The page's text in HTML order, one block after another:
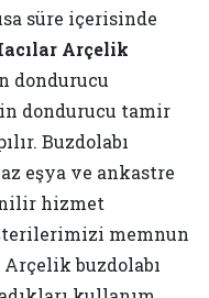
süre içerisinde
Arçelik
dondurucu
dondurucu tamir
Buzdolabı
eşya ve ankastre
hizmet
memnun
buzdolabı